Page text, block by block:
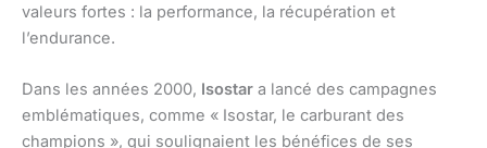
valeurs fortes : la performance, la récupération et
l’endurance.
Dans les années 2000, Isostar a lancé des campagnes
emblématiques, comme « Isostar, le carburant des
champions », qui soulignaient les bénéfices de ses